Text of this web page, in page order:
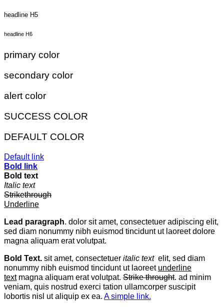
headline H5
headline H6
primary color
secondary color
alert color
SUCCESS COLOR
DEFAULT COLOR
Default link
Bold link
Bold text
Italic text
Strikethrough
Underline
Lead paragraph. dolor sit amet, consectetuer adipiscing elit,
sed diam nonummy nibh euismod tincidunt ut laoreet dolore
magna aliquam erat volutpat.
Bold Text. sit amet, consectetuer italic text elit, sed diam
nonummy nibh euismod tincidunt ut laoreet underline
textmagna aliquam erat volutpat. Strike throught. ad minim
veniam, quis nostrud exerci tation ullamcorper suscipit
lobortis nisl ut aliquip ex ea. A simple link.